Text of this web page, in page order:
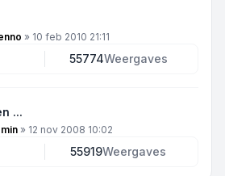
» 10 feb 2010 21:11
55774Weergaves
...
» 12 nov 2008 10:02
55919Weergaves